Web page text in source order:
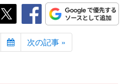
次の記事 »